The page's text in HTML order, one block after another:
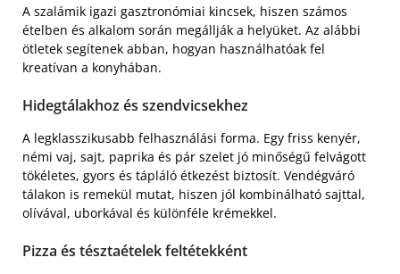
A szalámik igazi gasztronómiai kincsek, hiszen számos
ételben és alkalom során megállják a helyüket. Az alábbi
ötletek segítenek abban, hogyan használhatóak fel
kreatívan a konyhában.
Hidegtálakhoz és szendvicsekhez
A legklasszikusabb felhasználási forma. Egy friss kenyér,
némi vaj, sajt, paprika és pár szelet jó minőségű felvágott
tökéletes, gyors és tápláló étkezést biztosít. Vendégváró
tálakon is remekül mutat, hiszen jól kombinálható sajttal,
olívával, uborkával és különféle krémekkel.
Pizza és tésztaételek feltétekként